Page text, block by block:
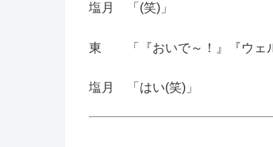
塩月 「(笑)」
東 「『おいで～！』『ウェル
塩月 「はい(笑)」